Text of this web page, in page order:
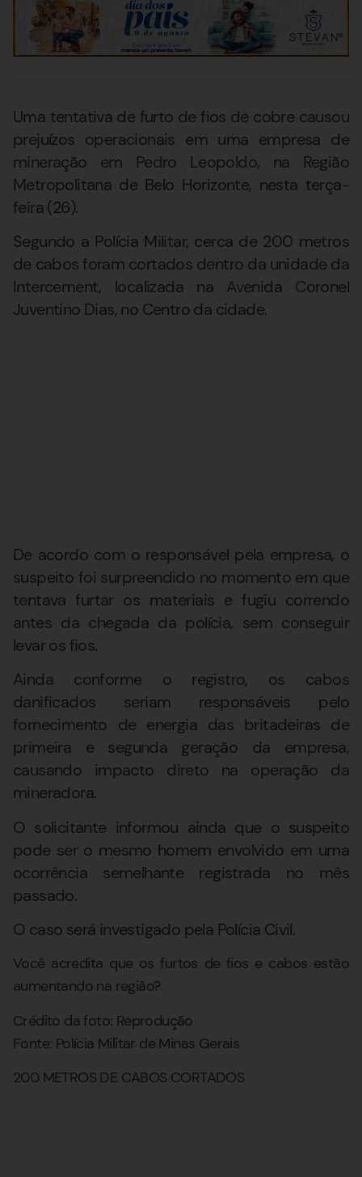
Uma tentativa de furto de fios de cobre causou
prejuízos operacionais em uma empresa de
mineração em Pedro Leopoldo, na Região
Metropolitana de Belo Horizonte, nesta terça-
feira (26).
Segundo a Polícia Militar, cerca de 200 metros
de cabos foram cortados dentro da unidade da
Intercement, localizada na Avenida Coronel
Juventino Dias, no Centro da cidade.
De acordo com o responsável pela empresa, o
suspeito foi surpreendido no momento em que
tentava furtar os materiais e fugiu correndo
antes da chegada da polícia, sem conseguir
levar os fios.
Ainda conforme o registro, os cabos
danificados seriam responsáveis pelo
fornecimento de energia das britadeiras de
primeira e segunda geração da empresa,
causando impacto direto na operação da
mineradora.
O solicitante informou ainda que o suspeito
pode ser o mesmo homem envolvido em uma
ocorrência semelhante registrada no mês
passado.
O caso será investigado pela Polícia Civil.
Você acredita que os furtos de fios e cabos estão
aumentando na região?
Crédito da foto: Reprodução
Fonte: Polícia Militar de Minas Gerais
200 METROS DE CABOS CORTADOS